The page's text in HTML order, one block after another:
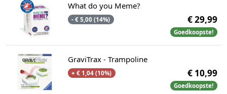
What do you Meme?
- € 5,00 (14%) € 29,99
Goedkoopste!
GraviTrax - Trampoline
+ € 1,04 (10%) € 10,99
Goedkoopste!